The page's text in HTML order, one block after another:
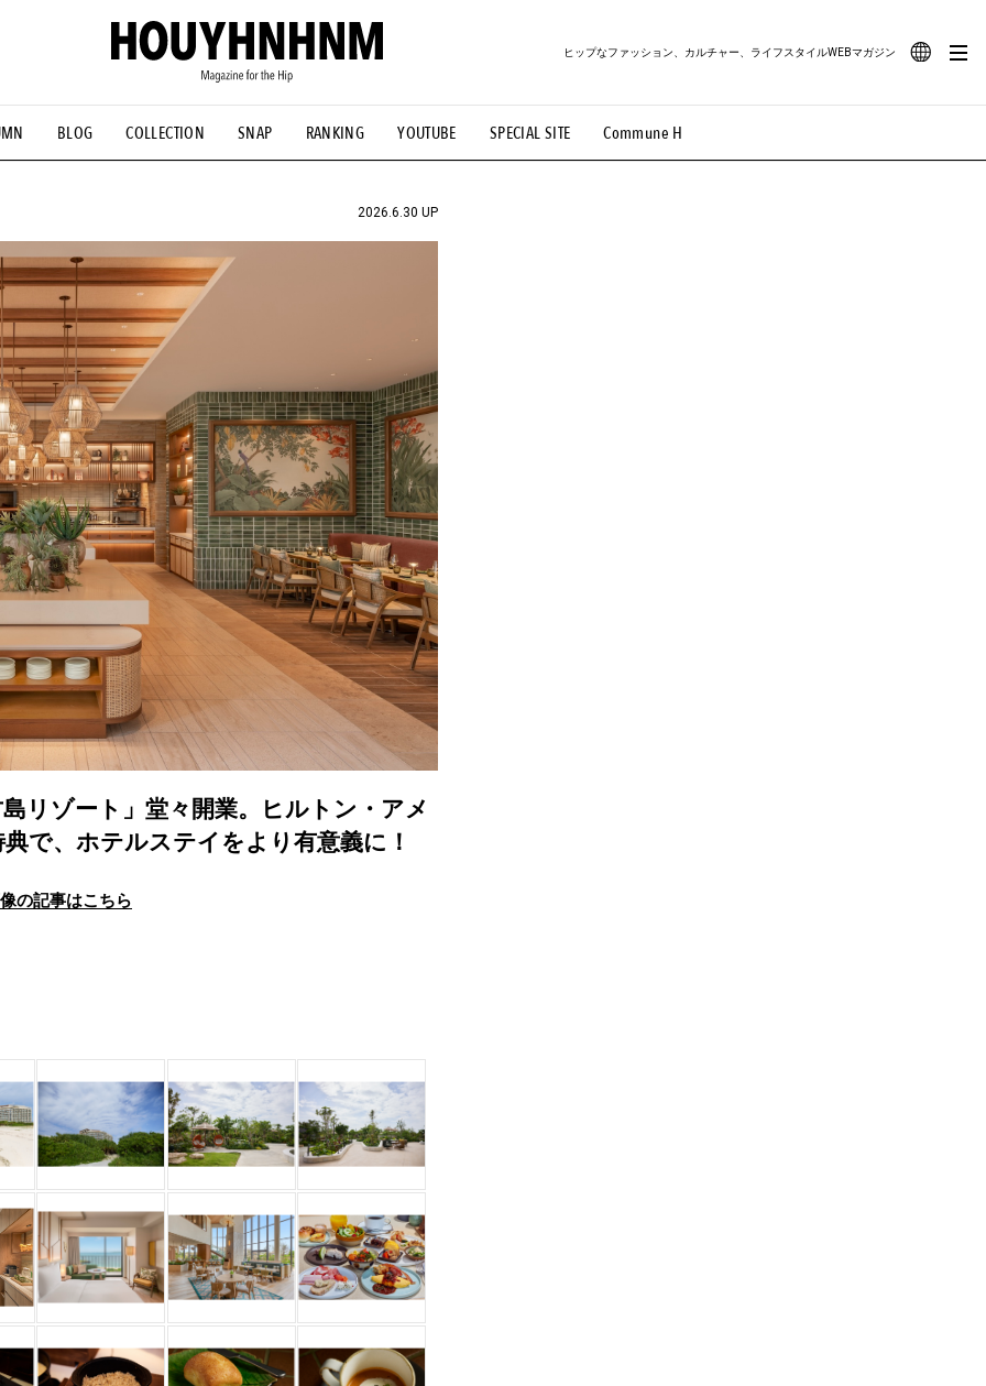
BLOG COLLECTION SNAP RANKING YOUTUBE SPECIAL SITE Commune H
ヒップなファッション、カルチャー、ライフスタイルWEBマガジン
#古着サミット #NEW VINTAGE #マイナーグッド図鑑 #路地裏てぃーん。 #MONTHLY JOURNAL
#FOCUS IT #AH.H #ととけん #FASHION #MUSIC #MOVIE #LIFESTYLE #SNEAKER #OUTDOOR
2026.6.30 UP
リゾート」堂々開業。ヒルトン・アメ
で、ホテルステイをより有意義に！
の記事はこちら